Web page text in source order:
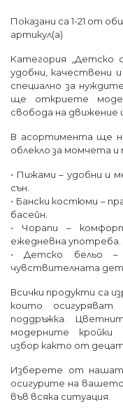
Показани са 1-21 от
артикул(а)
Категория „Детско
удобни, качествени
специално за
ще откриете
свобода на движение
В асортимента ще
облекло за момчета
• Пижами – удобни и
сън.
• Бански костюми –
басейн.
• Чорапи –
ежедневна употреба.
• Детско бельо –
чувствителната
Всички продукти са
които осигуряват
поддръжка.
модерните кройки
избор както от
Изберете от
осигурите на
във всяка ситуация.